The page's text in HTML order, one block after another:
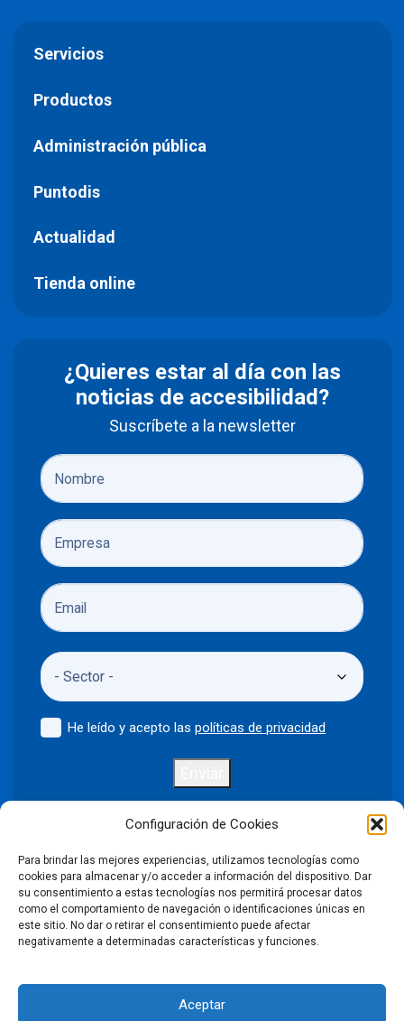
Configuración de Cookies
Para brindar las mejores experiencias, utilizamos tecnologías como
cookies para almacenar y/o acceder a información del dispositivo. Dar
su consentimiento a estas tecnologías nos permitirá procesar datos
como el comportamiento de navegación o identificaciones únicas en
este sitio. No dar o retirar el consentimiento puede afectar
negativamente a determinadas características y funciones.
Aceptar
Servicios
Productos
Administración pública
Puntodis
Actualidad
Tienda online
¿Quieres estar al día con las
noticias de accesibilidad?
Suscríbete a la newsletter
He leído y acepto laspolíticas de privacidad
Política de privacidad Aviso legal
Política de cookies
Declaración de accesibilidad